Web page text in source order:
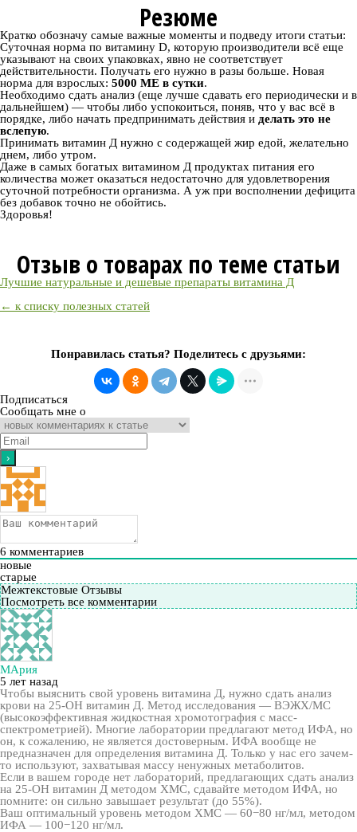
Резюме
Кратко обозначу самые важные моменты и подведу итоги статьи:
Суточная норма по витамину D, которую производители всё еще
указывают на своих упаковках, явно не соответствует
действительности. Получать его нужно в разы больше. Новая
норма для взрослых: 5000 МЕ в сутки.
Необходимо сдать анализ (еще лучше сдавать его периодически и в
дальнейшем) — чтобы либо успокоиться, поняв, что у вас всё в
порядке, либо начать предпринимать действия и делать это не
вслепую.
Принимать витамин Д нужно с содержащей жир едой, желательно
днем, либо утром.
Даже в самых богатых витамином Д продуктах питания его
количества может оказаться недостаточно для удовлетворения
суточной потребности организма. А уж при восполнении дефицита
без добавок точно не обойтись.
Здоровья!
Отзыв о товарах по теме статьи
Лучшие натуральные и дешевые препараты витамина Д
← к списку полезных статей
Понравилась статья? Поделитесь с друзьями:
Подписаться
Сообщать мне о
6 комментариев
новые
старые
Межтекстовые Отзывы
Посмотреть все комментарии
МАрия
5 лет назад
Чтобы выяснить свой уровень витамина Д, нужно сдать анализ
крови на 25-OH витамин Д. Метод исследования — ВЭЖХ/МС
(высокоэффективная жидкостная хромотография с масс-
спектрометрией). Многие лаборатории предлагают метод ИФА, но
он, к сожалению, не является достоверным. ИФА вообще не
предназначен для определения витамина Д. Только у нас его зачем-
то используют, захватывая массу ненужных метаболитов.
Если в вашем городе нет лабораторий, предлагающих сдать анализ
на 25-OH витамин Д методом ХМС, сдавайте методом ИФА, но
помните: он сильно завышает результат (до 55%).
Ваш оптимальный уровень методом ХМС — 60−80 нг/мл, методом
ИФА — 100−120 нг/мл.